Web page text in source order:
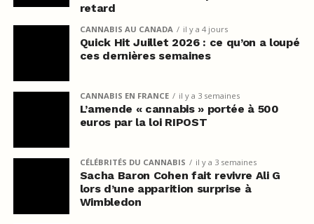
retard
CANNABIS AU CANADA il y a 4 jours
Quick Hit Juillet 2026 : ce qu’on a loupé
ces dernières semaines
CANNABIS EN FRANCE il y a 3 semaines
L’amende « cannabis » portée à 500
euros par la loi RIPOST
CÉLÉBRITÉS DU CANNABIS il y a 3 semaines
Sacha Baron Cohen fait revivre Ali G
lors d’une apparition surprise à
Wimbledon